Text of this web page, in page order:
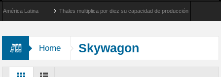
Latina Thales multiplica por diez su capacidad de producción de radares en
Home Skywagon